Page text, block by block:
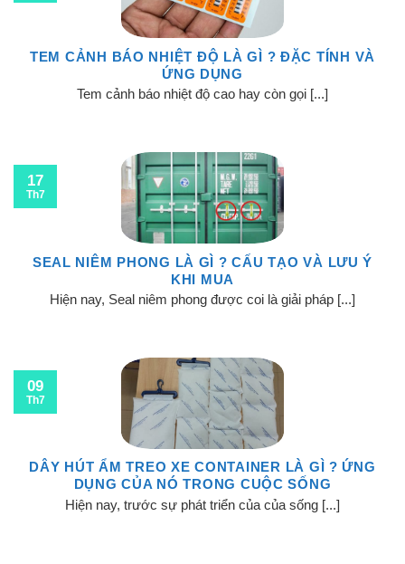
TEM CẢNH BÁO NHIỆT ĐỘ LÀ GÌ ? ĐẶC TÍNH VÀ
ỨNG DỤNG
Tem cảnh báo nhiệt độ cao hay còn gọi [...]
SEAL NIÊM PHONG LÀ GÌ ? CẤU TẠO VÀ LƯU Ý
KHI MUA
Hiện nay, Seal niêm phong được coi là giải pháp [...]
17
Th7
DÂY HÚT ẨM TREO XE CONTAINER LÀ GÌ ? ỨNG
DỤNG CỦA NÓ TRONG CUỘC SỐNG
Hiện nay, trước sự phát triển của của sống [...]
09
Th7